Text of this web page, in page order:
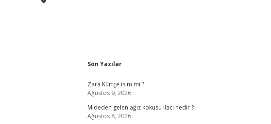
Sidebar
Son Yazılar
Zara Kürtçe isim mi ?
Ağustos 9, 2026
Mideden gelen ağız kokusu ilacı nedir ?
Ağustos 8, 2026
ilbet yeni giriş